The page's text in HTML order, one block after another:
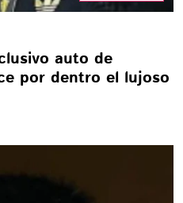
auto de
por dentro el lujoso